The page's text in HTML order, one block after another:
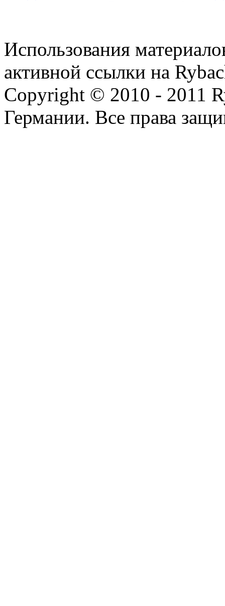
Использования
активной ссылки на
Copyright © 2010 - 2011
Германии. Все права